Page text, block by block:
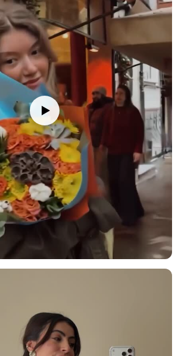
aranjman, evinize modern bir dokunuş
şıklık kazandıracaktır. Özellikle oturma
sehpa üzerinde harika bir dekorasyon
alanınıza estetik bir dokunuş ekler ve
zarif bir atmosfer yaratır. Masanızı
şık bir detay sağlar.
Huzurlu ve sakinleştirici etkisiyle, yoga
atmosfer yaratır. Okaliptus ve lavanta, zihni
artırır.
ya da iş ortaklarınıza teşekkür
anlamlı ve zarif bir hediye alternatifi.
bir atmosfer yaratır ve takdiri şık bir
eve getirdiğinizde, ambalajını açıp varsa
daha fazla su çekebilmesi için alt
saplarını 2-3 cm kadar, suyun altında
yerleştireceğiniz vazoyu iyice temizleyin ve
su doldurun; su seviyesini sapların yarısına
ayarlamaya dikkat edin. Vazonuza bir paket
Çiçeklerinizi direkt güneş
ısı kaynaklarından (radyatör, klima, soba
her gün kontrol ederek değiştirin ve
Solan veya kuruyan çiçekleri temizleyerek
süre taze kalmasını sağlayabilirsiniz.
ufak değişiklikler olabilir.